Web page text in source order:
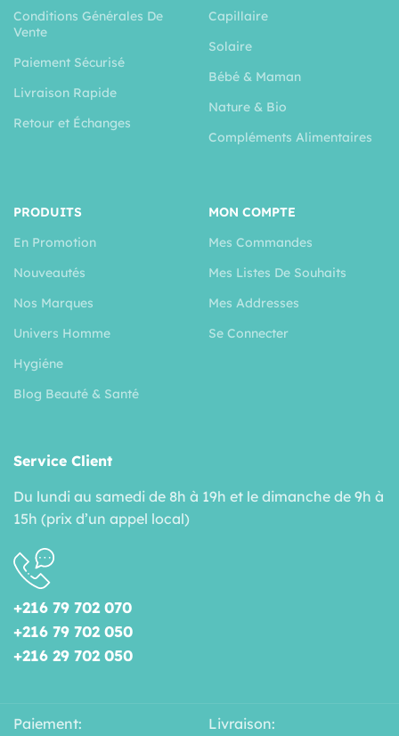
Conditions Générales De
Vente
Paiement Sécurisé
Livraison Rapide
Retour et Échanges
Capillaire
Solaire
Bébé & Maman
Nature & Bio
Compléments Alimentaires
PRODUITS
En Promotion
Nouveautés
Nos Marques
Univers Homme
Hygiéne
Blog Beauté & Santé
MON COMPTE
Mes Commandes
Mes Listes De Souhaits
Mes Addresses
Se Connecter
Service Client
Du lundi au samedi de 8h à 19h et le dimanche de 9h à
15h (prix d’un appel local)
+216 79 702 070
+216 79 702 050
+216 29 702 050
Paiement: Livraison: